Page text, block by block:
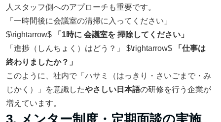
人スタッフ側へのアプローチも重要です。
「一時間後に会議室の清掃に入ってください」
$\rightarrow$
「1時に 会議室を 掃除してください」
「進捗（しんちょく）はどう？」 $\rightarrow$
「仕事は
終わりましたか？」
このように、社内で「ハサミ（はっきり・さいごまで・み
じかく）」を意識したやさしい日本語の研修を行う企業が
増えています。
3. メンター制度・定期面談の実施